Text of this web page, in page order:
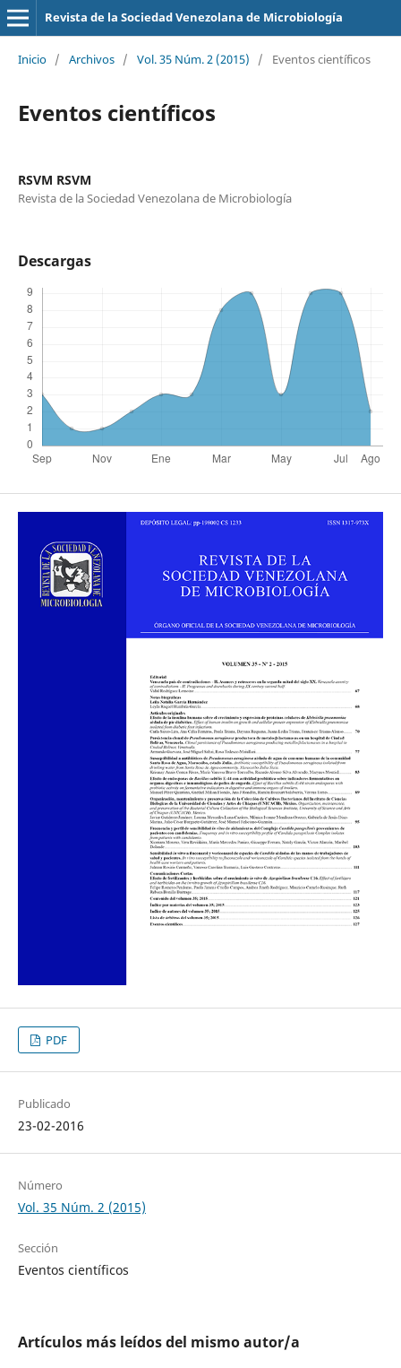
Revista de la Sociedad Venezolana de Microbiología
Inicio / Archivos / Vol. 35 Núm. 2 (2015) / Eventos científicos
Eventos científicos
RSVM RSVM
Revista de la Sociedad Venezolana de Microbiología
Descargas
PDF
Publicado
23-02-2016
Número
Vol. 35 Núm. 2 (2015)
Sección
Eventos científicos
Artículos más leídos del mismo autor/a